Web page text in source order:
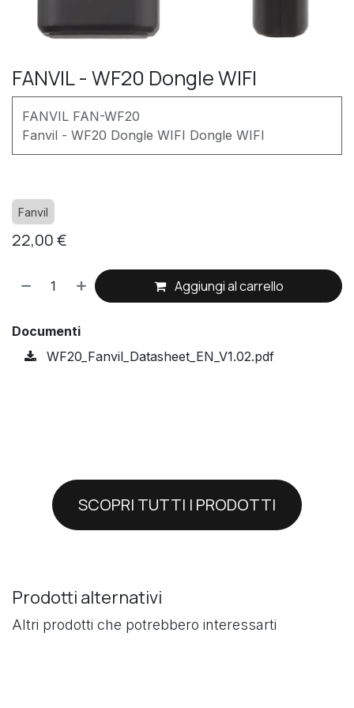
FANVIL - WF20 Dongle WIFI
FANVIL FAN-WF20
Fanvil - WF20 Dongle WIFI Dongle WIFI
Fanvil
22,00€
Aggiungi al carrello
Documenti
WF20_Fanvil_Datasheet_EN_V1.02.pdf
SCOPRI TUTTI I PRODOTTI
Prodotti alternativi
Altri prodotti che potrebbero interessarti